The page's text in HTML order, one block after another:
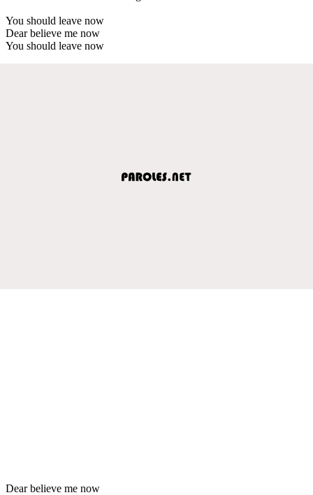
You should leave now
Dear believe me now
You should leave now
Dear believe me now